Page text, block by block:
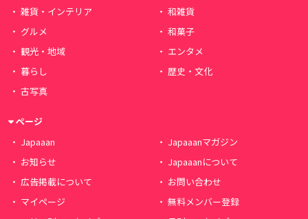
雑貨・インテリア
和雑貨
グルメ
和菓子
観光・地域
エンタメ
暮らし
歴史・文化
古写真
ページ
Japaaan
Japaaanマガジン
お知らせ
Japaaanについて
広告掲載について
お問い合わせ
マイページ
無料メンバー登録